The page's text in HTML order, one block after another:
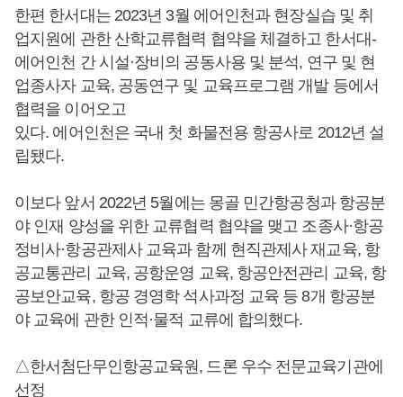
한편 한서대는 2023년 3월 에어인천과 현장실습 및 취
업지원에 관한 산학교류협력 협약을 체결하고 한서대-
에어인천 간 시설·장비의 공동사용 및 분석, 연구 및 현
업종사자 교육, 공동연구 및 교육프로그램 개발 등에서
협력을 이어오고
있다. 에어인천은 국내 첫 화물전용 항공사로 2012년 설
립됐다.
이보다 앞서 2022년 5월에는 몽골 민간항공청과 항공분
야 인재 양성을 위한 교류협력 협약을 맺고 조종사·항공
정비사·항공관제사 교육과 함께 현직관제사 재교육, 항
공교통관리 교육, 공항운영 교육, 항공안전관리 교육, 항
공보안교육, 항공 경영학 석사과정 교육 등 8개 항공분
야 교육에 관한 인적·물적 교류에 합의했다.
△한서첨단무인항공교육원, 드론 우수 전문교육기관에
선정